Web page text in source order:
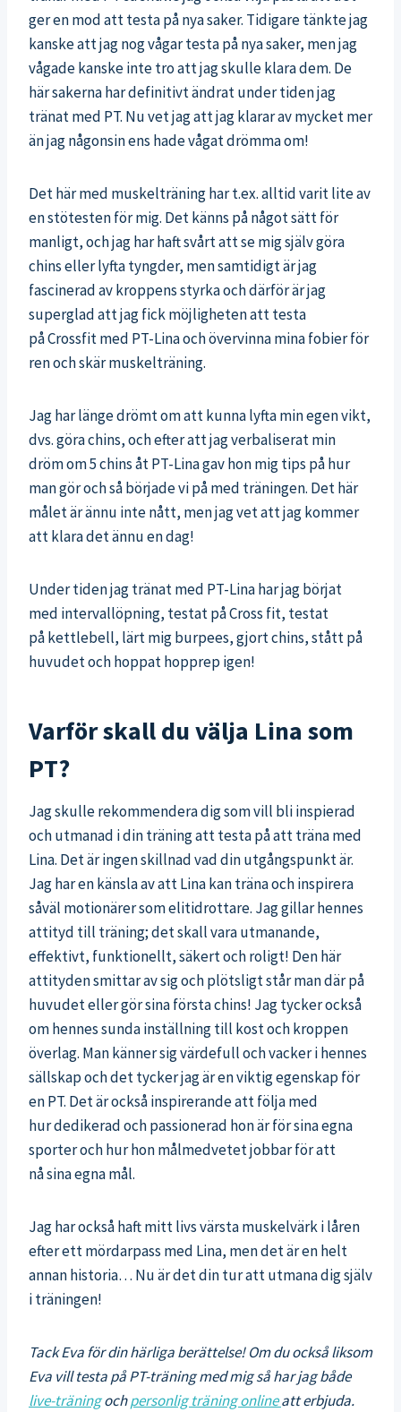
ger en mod att testa på nya saker. Tidigare tänkte jag
kanske att jag nog vågar testa på nya saker, men jag
vågade kanske inte tro att jag skulle klara dem. De
här sakerna har definitivt ändrat under tiden jag
tränat med PT. Nu vet jag att jag klarar av mycket mer
än jag någonsin ens hade vågat drömma om!
Det här med muskelträning har t.ex. alltid varit lite av
en stötesten för mig. Det känns på något sätt för
manligt, och jag har haft svårt att se mig själv göra
chins eller lyfta tyngder, men samtidigt är jag
fascinerad av kroppens styrka och därför är jag
superglad att jag fick möjligheten att testa
på Crossfit med PT-Lina och övervinna mina fobier för
ren och skär muskelträning.
Jag har länge drömt om att kunna lyfta min egen vikt,
dvs. göra chins, och efter att jag verbaliserat min
dröm om 5 chins åt PT-Lina gav hon mig tips på hur
man gör och så började vi på med träningen. Det här
målet är ännu inte nått, men jag vet att jag kommer
att klara det ännu en dag!
Under tiden jag tränat med PT-Lina har jag börjat
med intervallöpning, testat på Cross fit, testat
på kettlebell, lärt mig burpees, gjort chins, stått på
huvudet och hoppat hopprep igen!
Varför skall du välja Lina som
PT?
Jag skulle rekommendera dig som vill bli inspierad
och utmanad i din träning att testa på att träna med
Lina. Det är ingen skillnad vad din utgångspunkt är.
Jag har en känsla av att Lina kan träna och inspirera
såväl motionärer som elitidrottare. Jag gillar hennes
attityd till träning; det skall vara utmanande,
effektivt, funktionellt, säkert och roligt! Den här
attityden smittar av sig och plötsligt står man där på
huvudet eller gör sina första chins! Jag tycker också
om hennes sunda inställning till kost och kroppen
överlag. Man känner sig värdefull och vacker i hennes
sällskap och det tycker jag är en viktig egenskap för
en PT. Det är också inspirerande att följa med
hur dedikerad och passionerad hon är för sina egna
sporter och hur hon målmedvetet jobbar för att
nå sina egna mål.
Jag har också haft mitt livs värsta muskelvärk i låren
efter ett mördarpass med Lina, men det är en helt
annan historia… Nu är det din tur att utmana dig själv
i träningen!
Tack Eva för din härliga berättelse! Om du också liksom
Eva vill testa på PT-träning med mig så har jag både
live-träningochpersonlig träning onlineatt erbjuda.